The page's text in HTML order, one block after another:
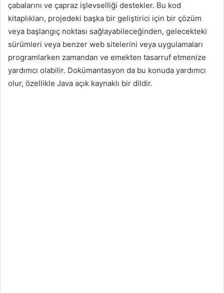
çabalarını ve çapraz işlevselliği destekler. Bu kod
kitaplıkları, projedeki başka bir geliştirici için bir çözüm
veya başlangıç ​​noktası sağlayabileceğinden, gelecekteki
sürümleri veya benzer web sitelerini veya uygulamaları
programlarken zamandan ve emekten tasarruf etmenize
yardımcı olabilir. Dokümantasyon da bu konuda yardımcı
olur, özellikle Java açık kaynaklı bir dildir.